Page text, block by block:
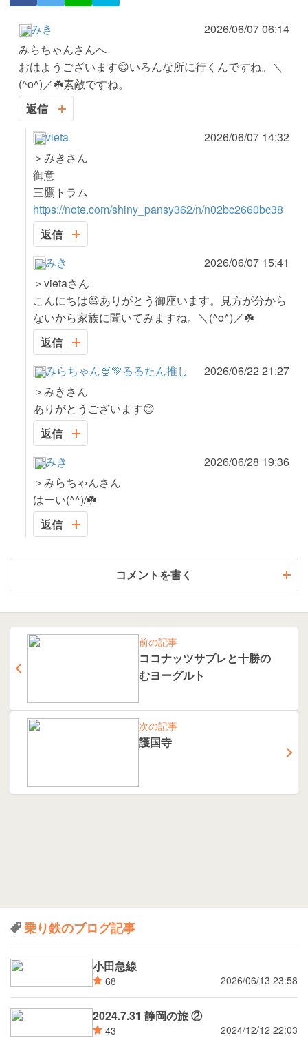
みき
2026/06/07 06:14
みらちゃんさんへ
おはようございます😊いろんな所に行くんですね。＼
(^o^)／☘️素敵ですね。
返信
vieta
2026/06/07 14:32
＞みきさん
御意
https://note.com/shiny_pansy362/n/n02bc2660bc38
返信
みき
2026/06/07 15:41
＞vietaさん
こんにちは😃ありがとう御座います。見方が分から
ないから家族に聞いてみますね。＼(^o^)／☘️
返信
みらちゃん🍨💚るるたん推し
2026/06/22 21:27
＞みきさん
ありがとうございます😊
返信
みき
2026/06/28 19:36
＞みらちゃんさん
はーい(^^)/☘️
返信
コメントを書く
前の記事
ココナッツサブレと十勝の
むヨーグルト
次の記事
護国寺
乗り鉄のブログ記事
小田急線
68 2026/06/13 23:58
2024.7.31 静岡の旅 ②
43 2024/12/12 22:03